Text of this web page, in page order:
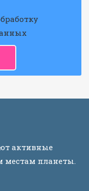
активные
местам планеты.